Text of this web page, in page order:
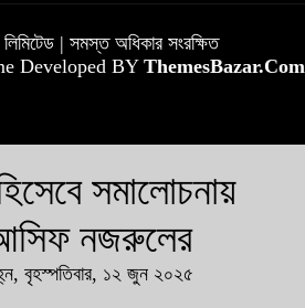
| সমস্ত অধিকার সংরক্ষিত
Developed BY ThemesBazar.Com
সমালোচনায়
নজরুলের
বৃহস্পতিবার, ১২ জুন ২০২৫